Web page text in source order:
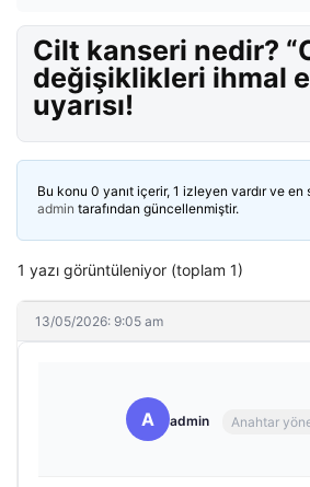
Cilt kanseri nedir?
değişiklikleri ihmal
uyarısı!
Bu konu 0 yanıt içerir, 1 izleyen vardır ve en
admin tarafından güncellenmiştir.
1 yazı görüntüleniyor (toplam 1)
13/05/2026: 9:05 am
A admin Anahtar